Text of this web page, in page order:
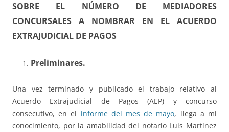
SOBRE EL NÚMERO DE MEDIADORES
CONCURSALES A NOMBRAR EN EL ACUERDO
EXTRAJUDICIAL DE PAGOS
Preliminares.
Una vez terminado y publicado el trabajo relativo al
Acuerdo Extrajudicial de Pagos (AEP) y concurso
consecutivo, en el informe del mes de mayo, llega a mi
conocimiento, por la amabilidad del notario Luis Martínez